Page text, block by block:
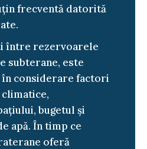
frecventă datorită
între rezervoarele
subterane, este
considerare factori
bugetul și
apă. În timp ce
oferă